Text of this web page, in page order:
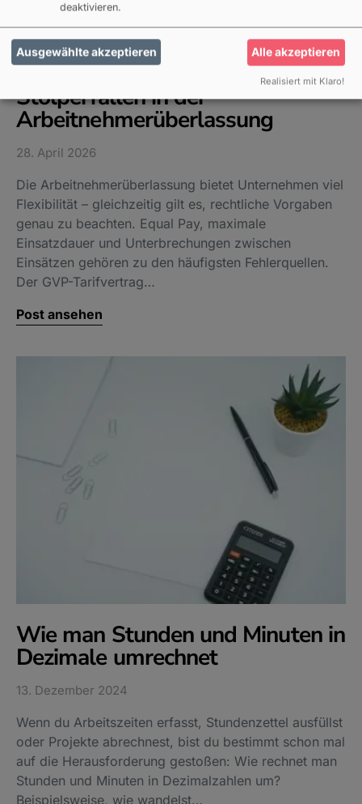
Equal Pay, Einsatzdauer,
Unterbrechungen: Die häufigsten
Stolperfallen in der
Arbeitnehmerüberlassung
28. April 2026
Die Arbeitnehmerüberlassung bietet Unternehmen viel
Flexibilität – gleichzeitig gilt es, rechtliche Vorgaben
genau zu beachten. Equal Pay, maximale
Einsatzdauer und Unterbrechungen zwischen
Einsätzen gehören zu den häufigsten Fehlerquellen.
Der GVP-Tarifvertrag…
Post ansehen
Wie man Stunden und Minuten in
Dezimale umrechnet
13. Dezember 2024
Wenn du Arbeitszeiten erfasst, Stundenzettel ausfüllst
oder Projekte abrechnest, bist du bestimmt schon mal
auf die Herausforderung gestoßen: Wie rechnet man
Stunden und Minuten in Dezimalzahlen um?
Beispielsweise, wie wandelst…
deaktivieren.
Ausgewählte akzeptieren Alle akzeptieren
Realisiert mit Klaro!